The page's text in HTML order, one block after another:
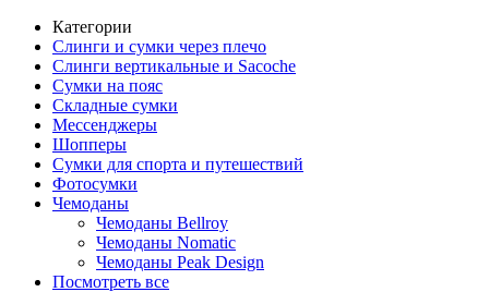
Категории
Слинги и сумки через плечо
Слинги вертикальные и Sacoche
Сумки на пояс
Складные сумки
Мессенджеры
Шопперы
Сумки для спорта и путешествий
Фотосумки
Чемоданы
Чемоданы Bellroy
Чемоданы Nomatic
Чемоданы Peak Design
Посмотреть все